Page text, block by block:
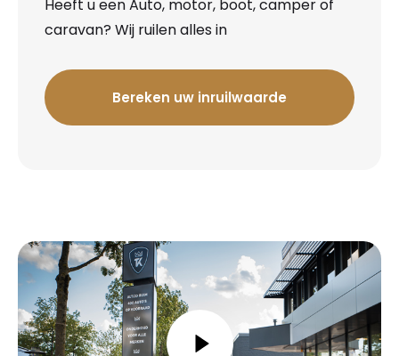
Heeft u een Auto, motor, boot, camper of
caravan? Wij ruilen alles in
Bereken uw inruilwaarde